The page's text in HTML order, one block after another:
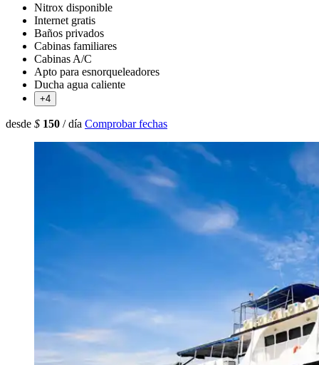
Nitrox disponible
Internet gratis
Baños privados
Cabinas familiares
Cabinas A/C
Apto para esnorqueleadores
Ducha agua caliente
+4
desde $ 150 / día Comprobar fechas